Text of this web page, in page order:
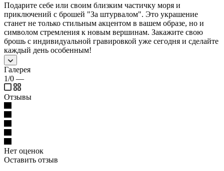
Подарите себе или своим близким частичку моря и
приключений с брошей "За штурвалом". Это украшение
станет не только стильным акцентом в вашем образе, но и
символом стремления к новым вершинам. Закажите свою
брошь с индивидуальной гравировкой уже сегодня и сделайте
каждый день особенным!
Галерея
1/0 —
Отзывы
Нет оценок
Оставить отзыв